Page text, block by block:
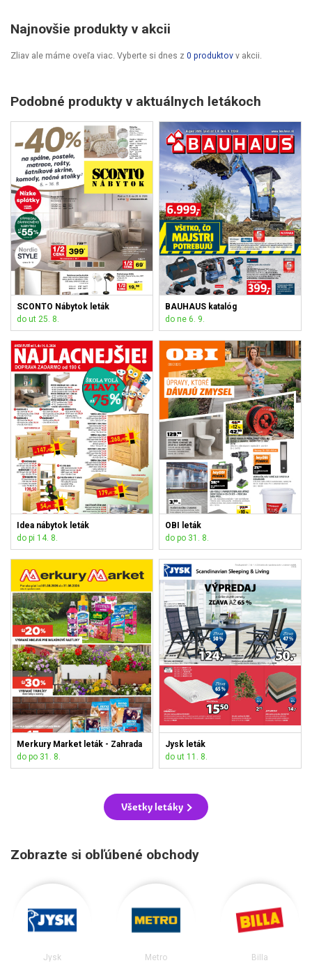
Najnovšie produkty v akcii
Zliav ale máme oveľa viac. Vyberte si dnes z 0 produktov v akcii.
Podobné produkty v aktuálnych letákoch
SCONTO Nábytok leták
do ut 25. 8.
BAUHAUS katalóg
do ne 6. 9.
Idea nábytok leták
do pi 14. 8.
OBI leták
do po 31. 8.
Merkury Market leták - Zahrada
do po 31. 8.
Jysk leták
do ut 11. 8.
Všetky letáky
Zobrazte si obľúbené obchody
Jysk Metro Billa